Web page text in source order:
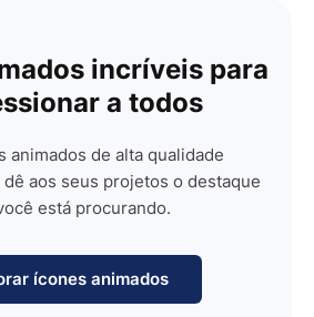
incríveis para
a todos
animados de alta qualidade
aos seus projetos o destaque
está procurando.
ícones animados